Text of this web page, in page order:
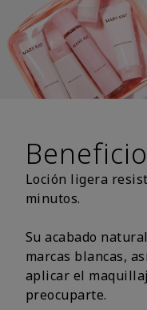
Loción ligera
minutos.
Su acabado
marcas blancas,
aplicar el
preocuparte.